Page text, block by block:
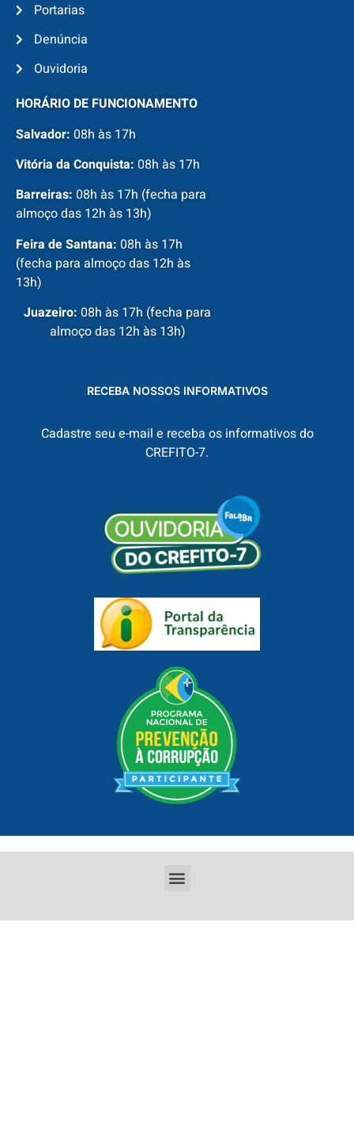
Portarias
Denúncia
Ouvidoria
HORÁRIO DE FUNCIONAMENTO
Salvador: 08h às 17h
Vitória da Conquista: 08h às 17h
Barreiras: 08h às 17h (fecha para
almoço das 12h às 13h)
Feira de Santana: 08h às 17h
(fecha para almoço das 12h às
13h)
Juazeiro: 08h às 17h (fecha para
almoço das 12h às 13h)
RECEBA NOSSOS INFORMATIVOS
Cadastre seu e-mail e receba os informativos do
CREFITO-7.